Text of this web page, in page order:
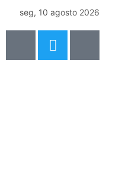
seg, 10 agosto 2026